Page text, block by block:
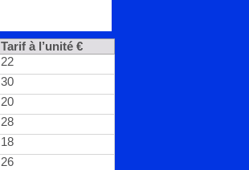
Tarif à l’unité €
22
30
20
28
18
26